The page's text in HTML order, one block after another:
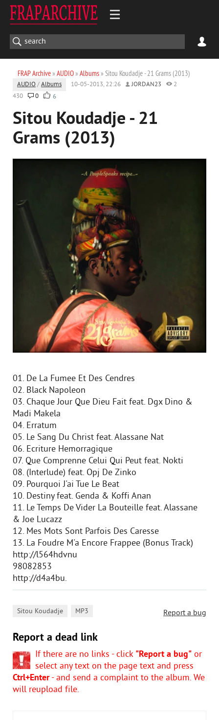
FRAP Archive» AUDIO» Albums» Sitou Koudadje - 21 Grams (2013)
AUDIO /Albums 10-05-2013, 22:26 JORDAN23
2
430
0 6
Sitou Koudadje - 21
Grams (2013)
01. De La Fumee Et Des Cendres
02. Black Napoleon
03. Chaque Jour Que Dieu Fait feat. Dgx Dino &
Madi Makela
04. Erratum
05. Le Sang Du Christ feat. Alassane Nat
06. Ecriture Hemorragique
07. Que Comprenne Celui Qui Peut feat. Nokti
08. (Interlude) feat. Opj De Zinko
09. Pourquoi J'ai Tue Le Beat
10. Destiny feat. Genda & Koffi Anan
11. Le Temps De Vider La Bouteille feat. Alassane
& Joe Lucazz
12. Mes Mots Sont Parfois Des Caresse
13. La Foudre M'a Encore Frappee (Bonus Track)
http://l564hdvnu
98082853
http://d4a4bu.
Report a bug
Sitou Koudadje MP3
Report a dead link
If there are no links - click "Report a bug" or
select any text on the page text and press
Ctrl+Enter- and send a complaint to the album. We
will reupload file.